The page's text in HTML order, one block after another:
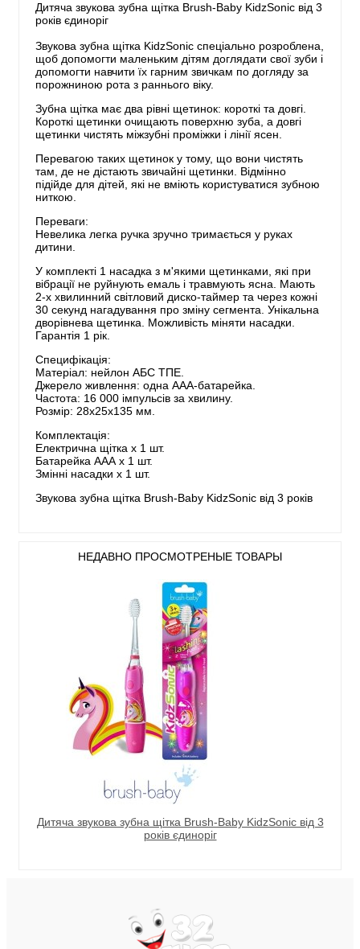
Дитяча звукова зубна щітка Brush-Baby KidzSonic від 3
років єдиноріг
Звукова зубна щітка KidzSonic спеціально розроблена,
щоб допомогти маленьким дітям доглядати свої зуби і
допомогти навчити їх гарним звичкам по догляду за
порожниною рота з раннього віку.
Зубна щітка має два рівні щетинок: короткі та довгі.
Короткі щетинки очищають поверхню зуба, а довгі
щетинки чистять міжзубні проміжки і лінії ясен.
Перевагою таких щетинок у тому, що вони чистять
там, де не дістають звичайні щетинки. Відмінно
підійде для дітей, які не вміють користуватися зубною
ниткою.
Переваги:
Невелика легка ручка зручно тримається у руках
дитини.
У комплекті 1 насадка з м'якими щетинками, які при
вібрації не руйнують емаль і травмують ясна. Мають
2-х хвилинний світловий диско-таймер та через кожні
30 секунд нагадування про зміну сегмента. Унікальна
дворівнева щетинка. Можливість міняти насадки.
Гарантія 1 рік.
Специфікація:
Матеріал: нейлон АБС ТПЕ.
Джерело живлення: одна ААА-батарейка.
Частота: 16 000 імпульсів за хвилину.
Розмір: 28х25х135 мм.
Комплектація:
Електрична щітка x 1 шт.
Батарейка ААА х 1 шт.
Змінні насадки х 1 шт.
Звукова зубна щітка Brush-Baby KidzSonic від 3 років
НЕДАВНО ПРОСМОТРЕНЫЕ ТОВАРЫ
Дитяча звукова зубна щітка Brush-Baby KidzSonic від 3
років єдиноріг